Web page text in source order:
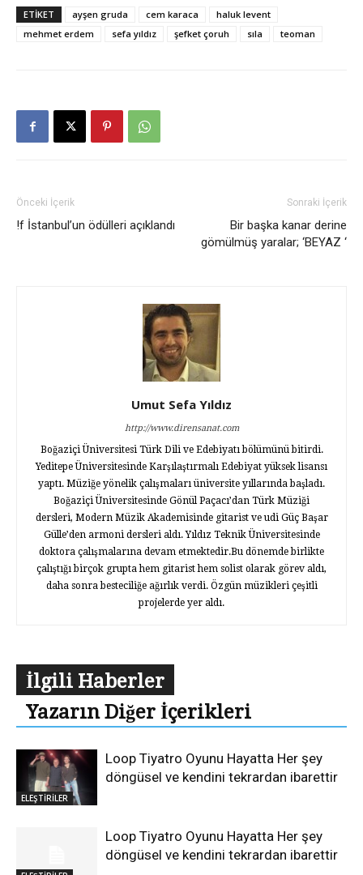
ETİKET ayşen gruda cem karaca
haluk levent
mehmet erdem
sefa yıldız şefket çoruh sıla teoman
Önceki İçerik
!f İstanbul’un ödülleri açıklandı
Sonraki İçerik
Bir başka kanar derine
gömülmüş yaralar; ‘BEYAZ ‘
Umut Sefa Yıldız
http://www.dirensanat.com
Boğaziçi Üniversitesi Türk Dili ve Edebiyatı bölümünü bitirdi.
Yeditepe Üniversitesinde Karşılaştırmalı Edebiyat yüksek lisansı
yaptı. Müziğe yönelik çalışmaları üniversite yıllarında başladı.
Boğaziçi Üniversitesinde Gönül Paçacı’dan Türk Müziği
dersleri, Modern Müzik Akademisinde gitarist ve udi Güç Başar
Gülle’den armoni dersleri aldı. Yıldız Teknik Üniversitesinde
doktora çalışmalarına devam etmektedir.Bu dönemde birlikte
çalıştığı birçok grupta hem gitarist hem solist olarak görev aldı,
daha sonra besteciliğe ağırlık verdi. Özgün müzikleri çeşitli
projelerde yer aldı.
İlgili Haberler
Yazarın Diğer İçerikleri
ELEŞTİRİLER
Loop Tiyatro Oyunu Hayatta Her şey
döngüsel ve kendini tekrardan ibarettir
Loop Tiyatro Oyunu Hayatta Her şey
döngüsel ve kendini tekrardan ibarettir